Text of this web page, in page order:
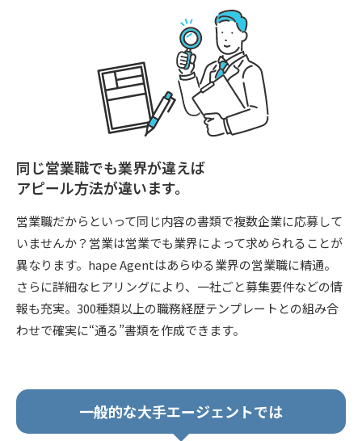
同じ営業職でも業界が違えば
アピール方法が違います。
営業職だからといって同じ内容の書類で複数企業に応募して
いませんか？営業は営業でも業界によって求められることが
異なります。hape Agentはあらゆる業界の営業職に精通。
さらに詳細なヒアリングにより、一社ごと募集要件などの情
報も充実。300種類以上の職務経歴テンプレートとの組み合
わせで確実に“通る”書類を作成できます。
一般的な大手エージェントでは